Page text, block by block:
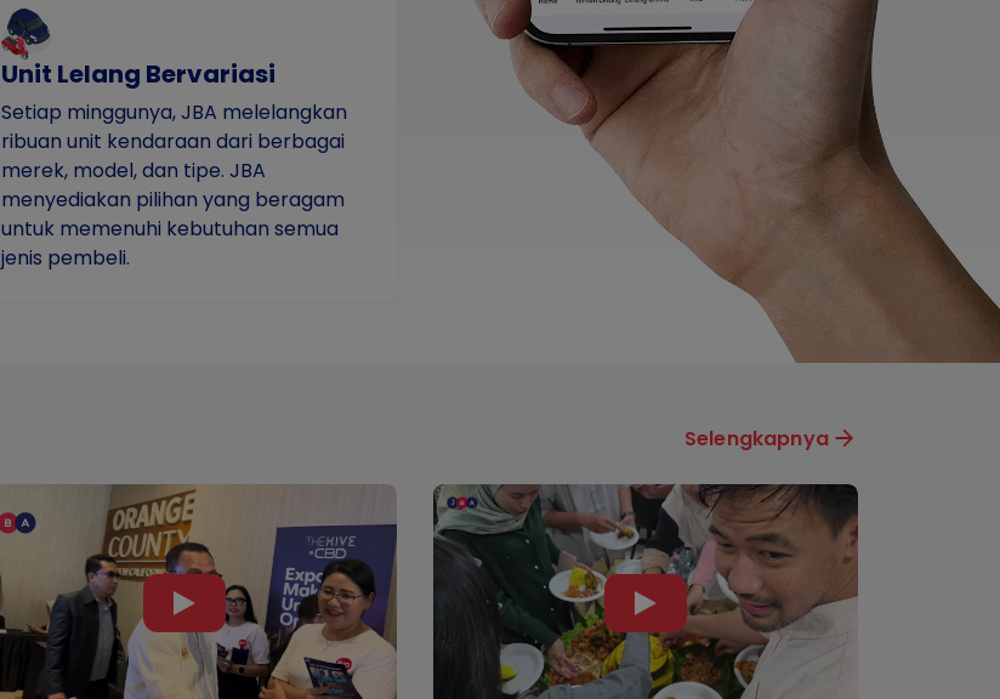
Unit Lelang Bervariasi
Setiap minggunya, JBA melelangkan
ribuan unit kendaraan dari berbagai
merek, model, dan tipe. JBA
menyediakan pilihan yang beragam
untuk memenuhi kebutuhan semua
jenis pembeli.
Selengkapnya